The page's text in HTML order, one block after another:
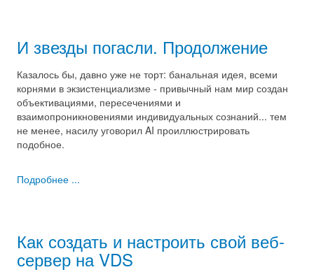
И звезды погасли. Продолжение
Казалось бы, давно уже не торт: банальная идея, всеми
корнями в экзистенциализме - привычный нам мир создан
объективациями, пересечениями и
взаимопроникновениями индивидуальных сознаний... тем
не менее, насилу уговорил AI проиллюстрировать
подобное.
Подробнее ...
Как создать и настроить свой веб-
сервер на VDS